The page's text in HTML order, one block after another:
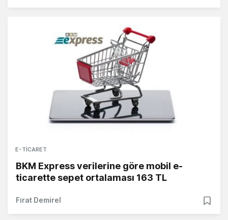
E-TICARET
BKM Express verilerine göre mobil e-
ticarette sepet ortalaması 163 TL
Fırat Demirel